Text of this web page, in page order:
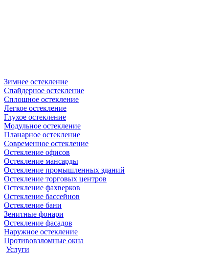
Зимнее остекление
Спайдерное остекление
Сплошное остекление
Легкое остекление
Глухое остекление
Модульное остекление
Планарное остекление
Современное остекление
Остекление офисов
Остекление мансарды
Остекление промышленных зданий
Остекление торговых центров
Остекление фахверков
Остекление бассейнов
Остекление бани
Зенитные фонари
Остекление фасадов
Наружное остекление
Противовзломные окна
Услуги